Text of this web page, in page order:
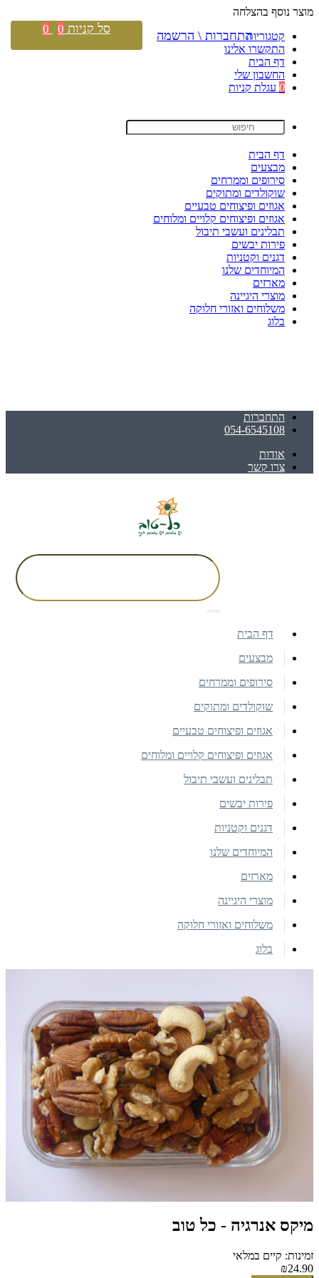
מוצר נוסף בהצלחה
קטגוריות
התקשרו אלינו
דף הבית
החשבון שלי
0 עגלת קניות
דף הבית
מבצעים
סירופים וממרחים
שוקולדים ומתוקים
אגוזים ופיצוחים טבעיים
אגוזים ופיצוחים קלויים ומלוחים
תבלינים ועשבי תיבול
פירות יבשים
דגנים וקטניות
המיוחדים שלנו
מארזים
מוצרי היגיינה
משלוחים ואזורי חלוקה
בלוג
התחברות
054-6545108
אודות
צרו קשר
התחברות \ הרשמה סל קניות 0
0
דף הבית
מבצעים
סירופים וממרחים
שוקולדים ומתוקים
אגוזים ופיצוחים טבעיים
אגוזים ופיצוחים קלויים ומלוחים
תבלינים ועשבי תיבול
פירות יבשים
דגנים וקטניות
המיוחדים שלנו
מארזים
מוצרי היגיינה
משלוחים ואזורי חלוקה
בלוג
מיקס אנרגיה - כל טוב
זמינות: קיים במלאי
₪24.90